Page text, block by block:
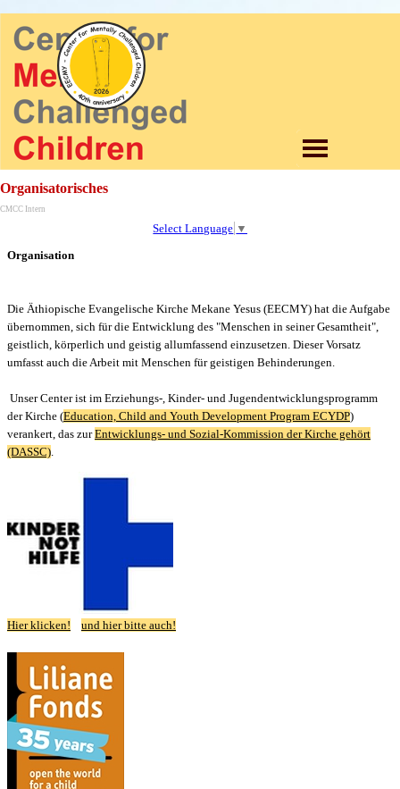
Organisatorisches
CMCC Intern
Select Language ▼
Organisation
Die Äthiopische Evangelische Kirche Mekane Yesus (EECMY) hat die Aufgabe
übernommen, sich für die Entwicklung des "Menschen in seiner Gesamtheit",
geistlich, körperlich und geistig allumfassend einzusetzen. Dieser Vorsatz
umfasst auch die Arbeit mit Menschen für geistigen Behinderungen.
Unser Center ist im Erziehungs-, Kinder- und Jugendentwicklungsprogramm
der Kirche (Education, Child and Youth Development Program ECYDP)
verankert, das zurEntwicklungs- und Sozial-Kommission der Kirche gehört
(DASSC)
Hier klicken! und hier bitte auch!